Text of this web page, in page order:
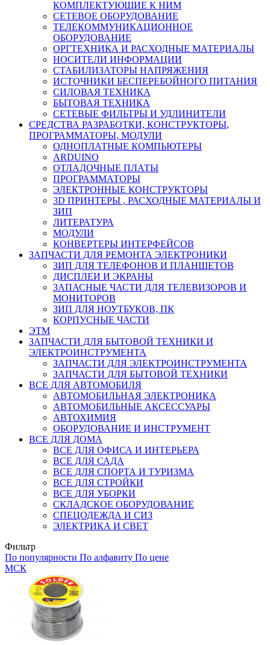
КОМПЛЕКТУЮЩИЕ К НИМ
СЕТЕВОЕ ОБОРУДОВАНИЕ
ТЕЛЕКОММУНИКАЦИОННОЕ
ОБОРУДОВАНИЕ
ОРГТЕХНИКА И РАСХОДНЫЕ МАТЕРИАЛЫ
НОСИТЕЛИ ИНФОРМАЦИИ
СТАБИЛИЗАТОРЫ НАПРЯЖЕНИЯ
ИСТОЧНИКИ БЕСПЕРЕБОЙНОГО ПИТАНИЯ
СИЛОВАЯ ТЕХНИКА
БЫТОВАЯ ТЕХНИКА
СЕТЕВЫЕ ФИЛЬТРЫ И УДЛИНИТЕЛИ
СРЕДСТВА РАЗРАБОТКИ, КОНСТРУКТОРЫ,
ПРОГРАММАТОРЫ, МОДУЛИ
ОДНОПЛАТНЫЕ КОМПЬЮТЕРЫ
ARDUINO
ОТЛАДОЧНЫЕ ПЛАТЫ
ПРОГРАММАТОРЫ
ЭЛЕКТРОННЫЕ КОНСТРУКТОРЫ
3D ПРИНТЕРЫ , РАСХОДНЫЕ МАТЕРИАЛЫ И
ЗИП
ЛИТЕРАТУРА
МОДУЛИ
КОНВЕРТЕРЫ ИНТЕРФЕЙСОВ
ЗАПЧАСТИ ДЛЯ РЕМОНТА ЭЛЕКТРОНИКИ
ЗИП ДЛЯ ТЕЛЕФОНОВ И ПЛАНШЕТОВ
ДИСПЛЕИ И ЭКРАНЫ
ЗАПАСНЫЕ ЧАСТИ ДЛЯ ТЕЛЕВИЗОРОВ И
МОНИТОРОВ
ЗИП ДЛЯ НОУТБУКОВ, ПК
КОРПУСНЫЕ ЧАСТИ
ЭТМ
ЗАПЧАСТИ ДЛЯ БЫТОВОЙ ТЕХНИКИ И
ЭЛЕКТРОИНСТРУМЕНТА
ЗАПЧАСТИ ДЛЯ ЭЛЕКТРОИНСТРУМЕНТА
ЗАПЧАСТИ ДЛЯ БЫТОВОЙ ТЕХНИКИ
ВСЕ ДЛЯ АВТОМОБИЛЯ
АВТОМОБИЛЬНАЯ ЭЛЕКТРОНИКА
АВТОМОБИЛЬНЫЕ АКСЕССУАРЫ
АВТОХИМИЯ
ОБОРУДОВАНИЕ И ИНСТРУМЕНТ
ВСЕ ДЛЯ ДОМА
ВСЕ ДЛЯ ОФИСА И ИНТЕРЬЕРА
ВСЕ ДЛЯ САДА
ВСЕ ДЛЯ СПОРТА И ТУРИЗМА
ВСЕ ДЛЯ СТРОЙКИ
ВСЕ ДЛЯ УБОРКИ
СКЛАДСКОЕ ОБОРУДОВАНИЕ
СПЕЦОДЕЖДА И СИЗ
ЭЛЕКТРИКА И СВЕТ
Фильтр
По популярности По алфавиту По цене
МСК